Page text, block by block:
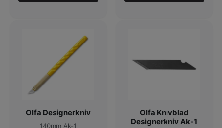
Olfa Designerkniv
140mm Ak-1
Olfa Knivblad
Designerkniv Ak-1